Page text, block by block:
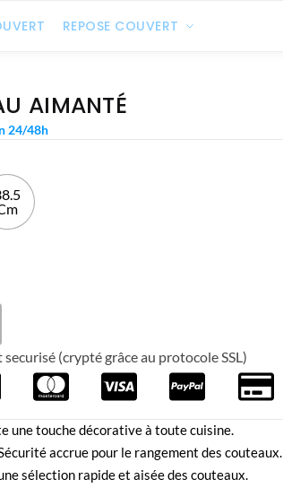
REPOSE COUVERT
AIMANTÉ
24/48h
securisé (crypté grâce au protocole SSL)
une touche décorative à toute cuisine.
accrue pour le rangement des couteaux.
sélection rapide et aisée des couteaux.